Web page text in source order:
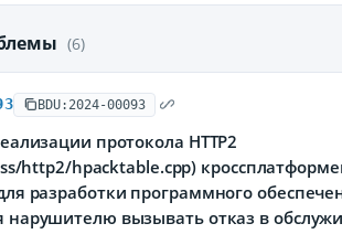
(6)
BDU:2024-00093
протокола HTTP2
http2/hpacktable.cpp)
разработки программного
вызывать отказ в